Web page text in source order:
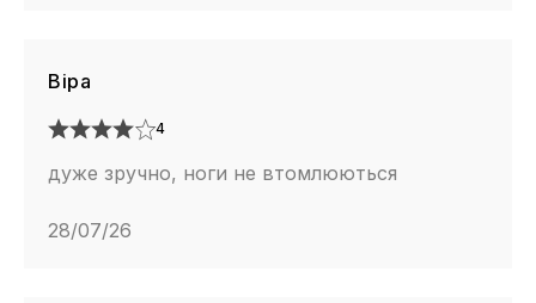
Віра
4
дуже зручно, ноги не втомлюються
28/07/26